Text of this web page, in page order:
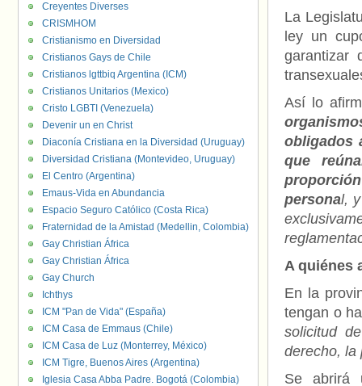
La
ley un
garantizar
Así lo
obligados
que
personal,
A quiénes
En la
tengan o
solicitud
derecho, la
Se abrirá
Creyentes Diverses
CRISMHOM
Cristianismo en Diversidad
Cristianos Gays de Chile
Cristianos lgttbiq Argentina (ICM)
Cristianos Unitarios (Mexico)
Cristo LGBTI (Venezuela)
Devenir un en Christ
Diaconía Cristiana en la Diversidad (Uruguay)
Diversidad Cristiana (Montevideo, Uruguay)
El Centro (Argentina)
Emaus-Vida en Abundancia
Espacio Seguro Católico (Costa Rica)
Fraternidad de la Amistad (Medellin, Colombia)
Gay Christian África
Gay Christian África
Gay Church
Ichthys
ICM "Pan de Vida" (España)
ICM Casa de Emmaus (Chile)
ICM Casa de Luz (Monterrey, México)
ICM Tigre, Buenos Aires (Argentina)
Iglesia Casa Abba Padre. Bogotá (Colombia)